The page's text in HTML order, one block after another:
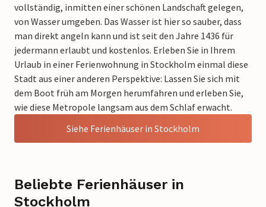
vollständig, inmitten einer schönen Landschaft gelegen,
von Wasser umgeben. Das Wasser ist hier so sauber, dass
man direkt angeln kann und ist seit den Jahre 1436 für
jedermann erlaubt und kostenlos. Erleben Sie in Ihrem
Urlaub in einer Ferienwohnung in Stockholm einmal diese
Stadt aus einer anderen Perspektive: Lassen Sie sich mit
dem Boot früh am Morgen herumfahren und erleben Sie,
wie diese Metropole langsam aus dem Schlaf erwacht.
Siehe Ferienhäuser in Stockholm
Beliebte Ferienhäuser in
Stockholm